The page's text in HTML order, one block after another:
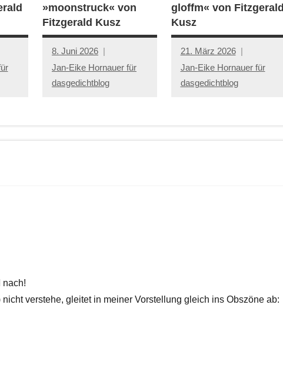
»moonstruck« von
Fitzgerald Kusz
8. Juni 2026
Jan-Eike Hornauer für
dasgedichtblog
gloffm« von Fitzgerald
Kusz
21. März 2026
Jan-Eike Hornauer für
dasgedichtblog
nach!
verstehe, gleitet in meiner Vorstellung gleich ins Obszöne ab: